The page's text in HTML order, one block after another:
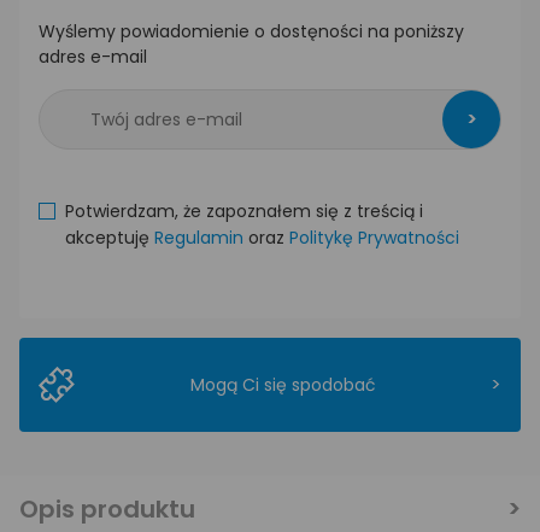
Wyślemy powiadomienie o dostęności na poniższy
adres e-mail
>
Potwierdzam, że zapoznałem się z treścią i
akceptuję Regulamin oraz Politykę Prywatności
Mogą Ci się spodobać >
Opis produktu